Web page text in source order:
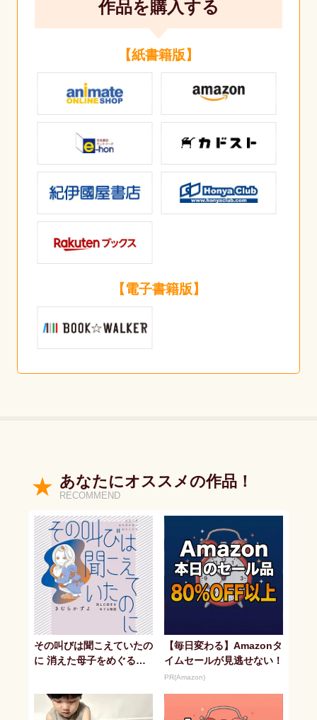
作品を購入する
【紙書籍版】
【電子書籍版】
あなたにオススメの作品！
RECOMMEND
その叫びは聞こえていたの
に 消えた母子をめぐる物
【毎日変わる】Amazonタ
イムセールが見逃せない！
PR(Amazon)